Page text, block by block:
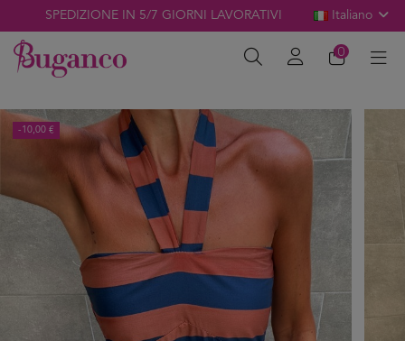
SPEDIZIONE IN 5/7 GIORNI LAVORATIVI Italiano
0
-10,00 €